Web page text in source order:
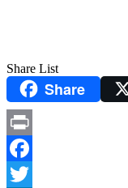
Share List
Share
Print
Facebook